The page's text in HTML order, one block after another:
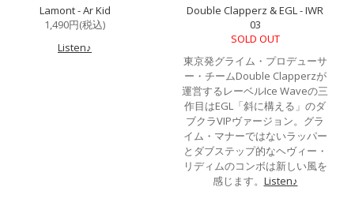
Lamont - Ar Kid
1,490円(税込)
Listen♪
Double Clapperz & EGL - IWR
03
SOLD OUT
東京発グライム・プロデューサ
ー・チームDouble Clapperzが
運営するレーベルIce Waveの三
作目はEGL「斜に構える」のダ
ブクラVIPヴァージョン。グラ
イム・マナーではないラッパー
とダブステップ的なヘヴィー・
リディムのコンボは新しい風を
感じます。 Listen♪